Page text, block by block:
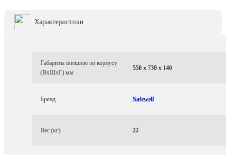
Характеристики
Габариты внешние по корпусу
(ВхШхГ) мм
550 x 730 x 140
Бренд Safewell
Вес (кг) 22